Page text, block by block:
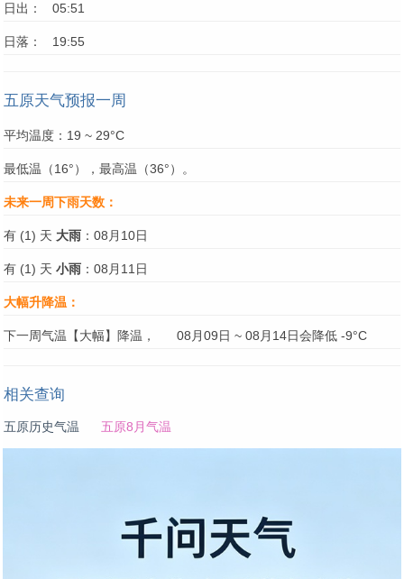
日出： 05:51
日落： 19:55
五原天气预报一周
平均温度：19 ~ 29°C
最低温（16°），最高温（36°）。
未来一周下雨天数：
有 (1) 天 大雨 ：08月10日
有 (1) 天 小雨 ：08月11日
大幅升降温：
下一周气温【大幅】降温， 08月09日 ~ 08月14日会降低 -9°C
相关查询
五原历史气温 五原8月气温